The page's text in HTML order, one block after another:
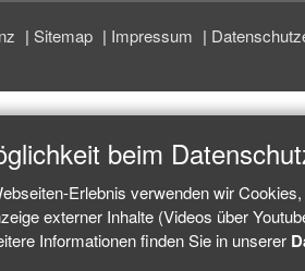
Sitemap Impressum
beim
Erlebnis verwenden wir
externer Inhalte (Videos über
Informationen finden Sie in unserer